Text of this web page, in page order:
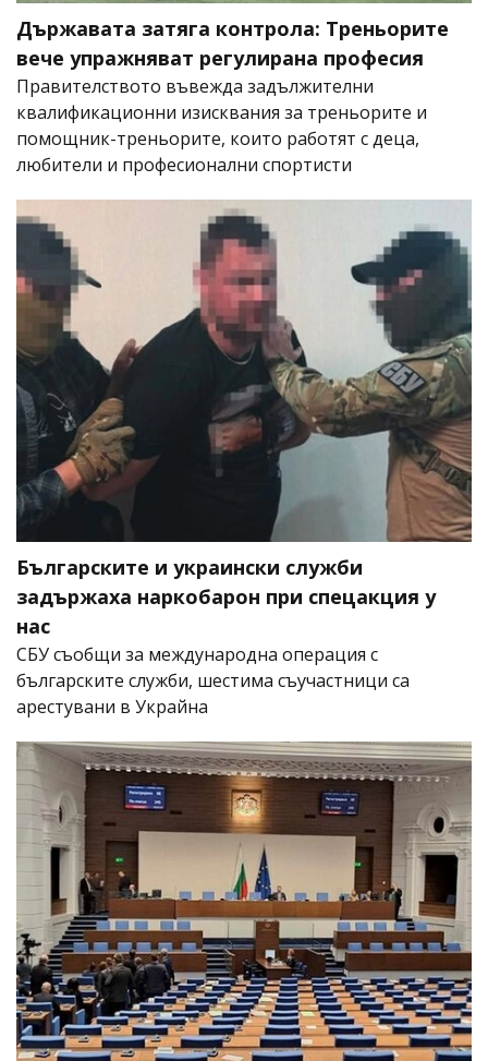
Държавата затяга контрола: Треньорите
вече упражняват регулирана професия
Правителството въвежда задължителни
квалификационни изисквания за треньорите и
помощник-треньорите, които работят с деца,
любители и професионални спортисти
Българските и украински служби
задържаха наркобарон при спецакция у
нас
СБУ съобщи за международна операция с
българските служби, шестима съучастници са
арестувани в Украйна